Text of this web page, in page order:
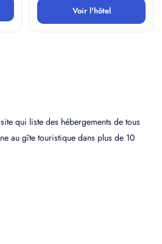
Voir l'hôtel
qui liste des hébergements de tous
au gîte touristique dans plus de 10